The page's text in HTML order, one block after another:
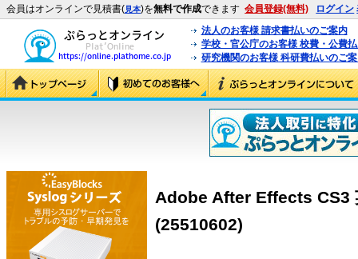
会員はオンラインで見積書(見本)を無料で作成できます 会員登録(無料) ログイン
法人のお客様 請求書払いのご案内
学校・官公庁のお客様 校費・公費
研究機関のお客様 科研費払いのご
Adobe After Effects CS3
(25510602)